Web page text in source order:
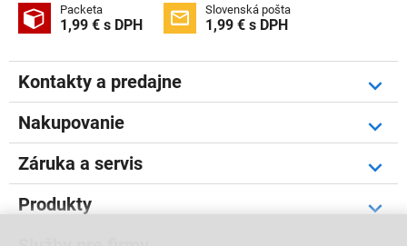
 Packeta
1,99 € s DPH  Slovenská pošta
1,99 € s DPH
Kontakty a predajne
Nakupovanie
Záruka a servis
Produkty